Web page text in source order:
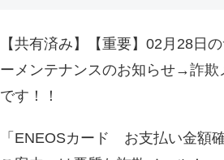
【共有済み】【重要】02月28日
ーメンテナンスのお知らせ→詐欺
です！！
「ENEOSカード お支払い金額